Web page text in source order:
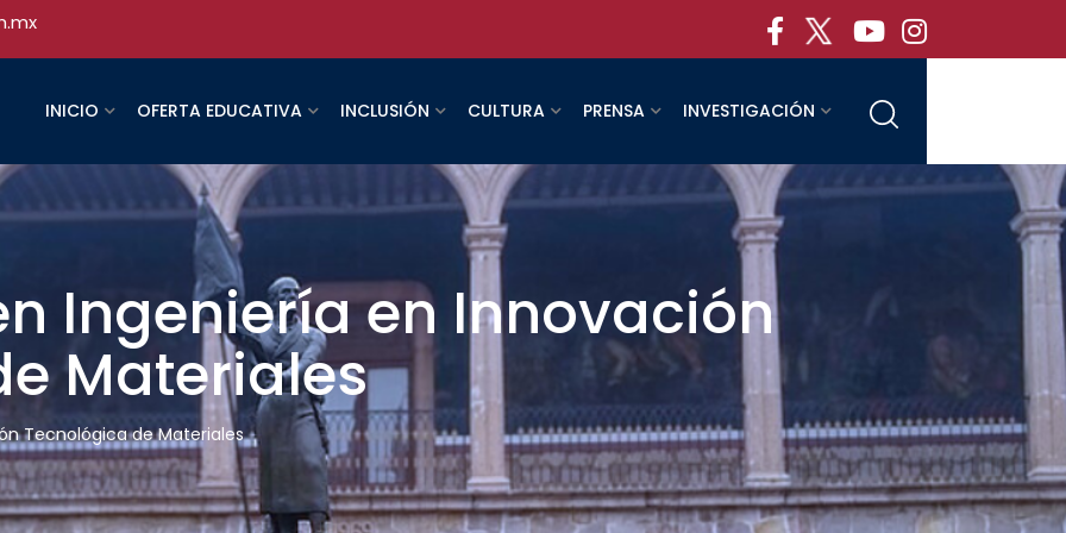
INICIO OFERTA EDUCATIVA INCLUSIÓN CULTURA PRENSA INVESTIGACIÓN
Ingeniería en Innovación
Materiales
Tecnológica de Materiales